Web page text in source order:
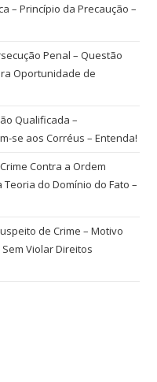
– Princípio da Precaução –
Penal – Questão
Oportunidade de
Qualificada –
se aos Corréus – Entenda!
Crime Contra a Ordem
do Domínio do Fato –
de Crime – Motivo
Violar Direitos